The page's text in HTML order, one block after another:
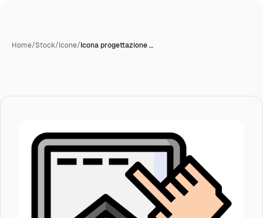
Home/Stock/Icone/Icona progettazione …